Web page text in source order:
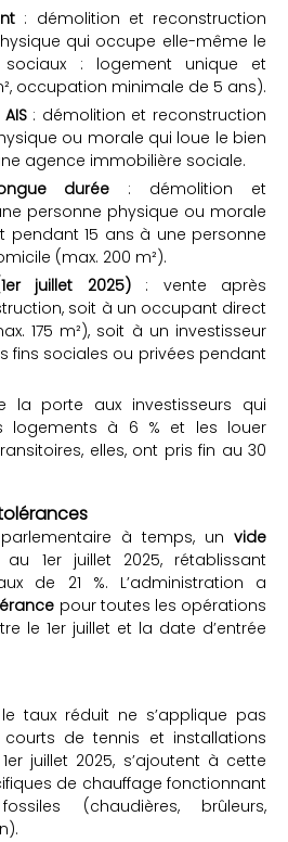
: démolition et reconstruction
qui occupe elle-même le
sociaux : logement unique et
occupation minimale de 5 ans).
: démolition et reconstruction
ou morale qui loue le bien
agence immobilière sociale.
durée : démolition et
personne physique ou morale
pendant 15 ans à une personne
(max. 200 m²).
juillet 2025): vente après
soit à un occupant direct
175 m²), soit à un investisseur
fins sociales ou privées pendant
la porte aux investisseurs qui
logements à 6 % et les louer
elles, ont pris fin au 30
à temps, un vide
1er juillet 2025, rétablissant
de 21 %. L’administration a
pour toutes les opérations
le 1er juillet et la date d’entrée
taux réduit ne s’applique pas
courts de tennis et installations
juillet 2025, s’ajoutent à cette
de chauffage fonctionnant
(chaudières, brûleurs,